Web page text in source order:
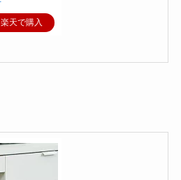
楽天で購入